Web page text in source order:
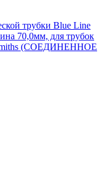
трубки Blue Line
70,0мм, для трубок
Smiths (СОЕДИНЕННОЕ